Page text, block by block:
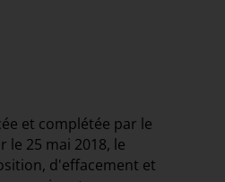
et complétée par le
le 25 mai 2018, le
d'effacement et